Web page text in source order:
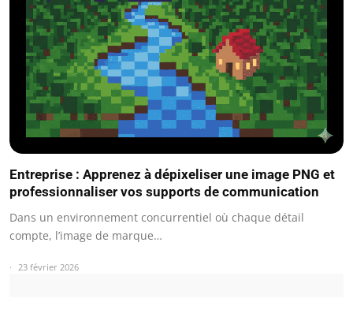
Entreprise : Apprenez à dépixeliser une image PNG et
professionnaliser vos supports de communication
Dans un environnement concurrentiel où chaque détail
compte, l’image de marque…
23 février 2026